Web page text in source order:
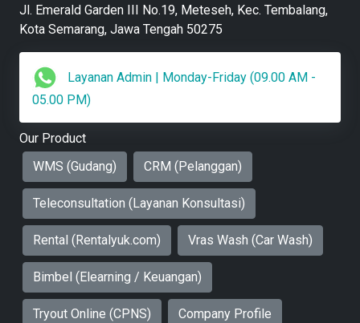
Jl. Emerald Garden III No.19, Meteseh, Kec. Tembalang,
Kota Semarang, Jawa Tengah 50275
Layanan Admin | Monday-Friday (09.00 AM -
05.00 PM)
Our Product
WMS (Gudang)
CRM (Pelanggan)
Teleconsultation (Layanan Konsultasi)
Rental (Rentalyuk.com) Vras Wash (Car Wash)
Bimbel (Elearning / Keuangan)
Tryout Online (CPNS) Company Profile